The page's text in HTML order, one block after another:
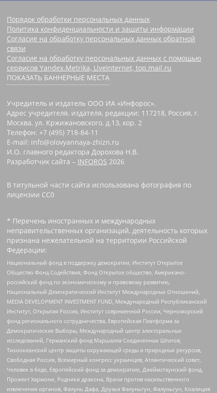
Порядок обработки персональных данных
Политика конфиденциальности и защиты информации
Согласие на обработку персональных данных обратной
связи
Согласие на обработку персональных данных с помощью
сервисов Yandex.Metrika, LiveInternet, top.mail.ru
ПОКАЗАТЬ БАННЕРНЫЕ МЕСТА
Учредитель и издатель ООО ИА «Инфорос».
Адрес учредителя, издателя, редакции: 117218, Россия, г.
Москва, ул. Кржижановского, д.13, кор. 2
Телефон: +7 (495) 718-84-11
E-mail: info@olovyannaya-zhizn.ru
И.О. главного редактора Дорохова Н.В.
Разработчик сайта – INFOROS 2026
В титульной части сайта использована фотография по
лицензии CC0 ‌
* Перечень иностранных и международных
неправительственных организаций, деятельность которых
признана нежелательной на территории Российской
Федерации:
Национальный фонд в поддержку демократии, Институт Открытое
Общество Фонд Содействия, Фонд Открытое общество, Американо-
российский фонд по экономическому и правовому развитию,
Национальный Демократический Институт Международных Отношений,
MEDIA DEVELOPMENT INVESTMENT FUND, Международный Республиканский
Институт, Открытая Россия, Институт современной России, Черноморский
фонд регионального сотрудничества, Европейская Платформа за
Демократические Выборы, Международный центр электоральных
исследований, Германский фонд Маршалла Соединенных Штатов,
Тихоокеанский центр защиты окружающей среды и природных ресурсов,
Свободная Россия, Всемирный конгресс украинцев, Атлантический совет,
Человек в беде, Европейский фонд за демократию, Джеймстаунский фонд,
Прожект Хармони, Родники дракона, Врачи против насильственного
извлечения органов, Фалунь Дафа, Друзья Фалуньгун, Фалуньгун, Коалиция